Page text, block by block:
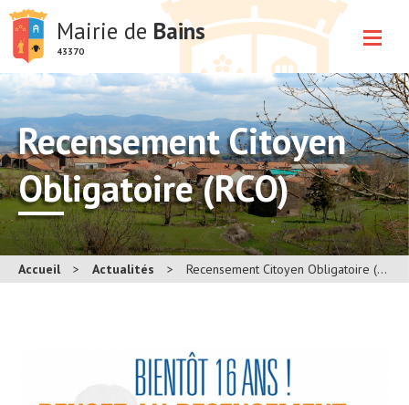
Mairie de Bains
43370
Recensement Citoyen
Obligatoire (RCO)
Accueil > Actualités > Recensement Citoyen Obligatoire (RCO)